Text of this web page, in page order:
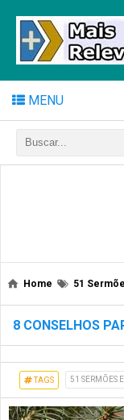
MENU
Home 51
8 CONSELHOS
TAGS 51 SERMÕES